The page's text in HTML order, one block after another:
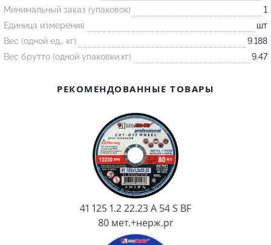
Подставка
Лодочка
Контакт
Желоб
Минимальный заказ (упаковок)
1
Единица измерения
шт
Вес (одной ед., кг)
9.188
Вес брутто (одной упаковки,кг)
9.47
РЕКОМЕНДОВАННЫЕ ТОВАРЫ
41 125 1.2 22.23 A 54 S BF
80 мет.+нерж.pr